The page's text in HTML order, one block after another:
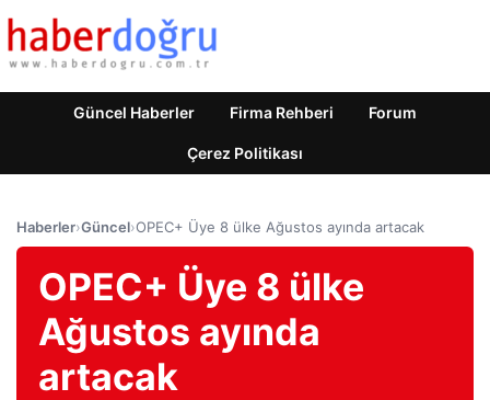
Güncel Haberler Firma Rehberi Forum
Çerez Politikası
Haberler›Güncel›OPEC+ Üye 8 ülke Ağustos ayında artacak
OPEC+ Üye 8 ülke
Ağustos ayında
artacak